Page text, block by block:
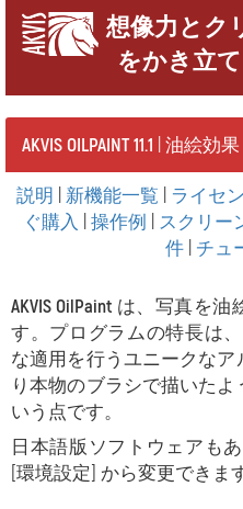
想像力とク
をかき立
AKVIS OILPAINT 11.1 | 油絵効果
説明 新機能一覧 ライセ
ぐ購入
操作例 スクリー
件| チュ
AKVIS OilPaint は、写真を油
す。プログラムの特長は
な適用を行うユニークな
り本物のブラシで描いた
いう点です。
日本語版ソフトウェアも
[環境設定] から変更できま